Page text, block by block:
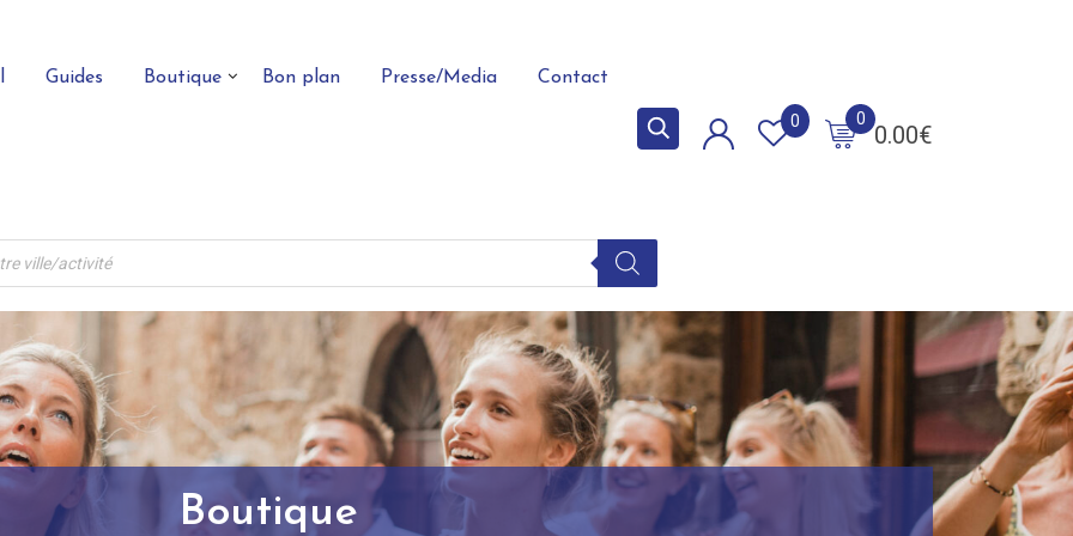
Guides Boutique Bon plan Presse/Media Contact
0.00€
0
0
Boutique